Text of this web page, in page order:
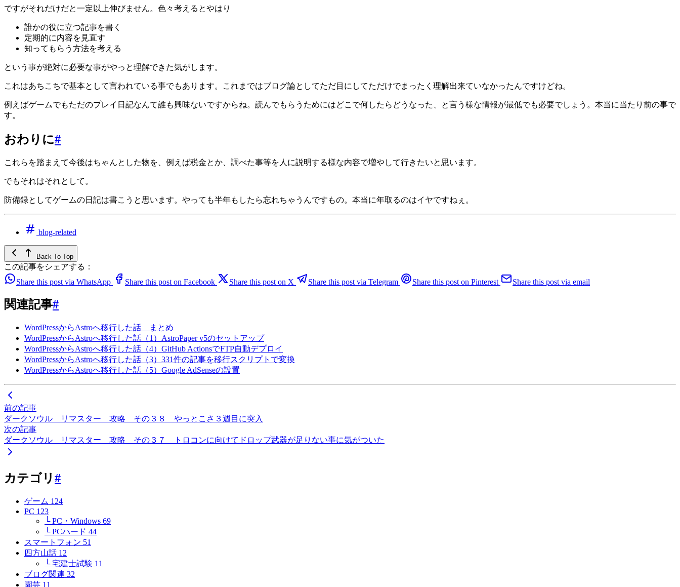
ですがそれだけだと一定以上伸びません。色々考えるとやはり
誰かの役に立つ記事を書く
定期的に内容を見直す
知ってもらう方法を考える
という事が絶対に必要な事がやっと理解できた気がします。
これはあちこちで基本として言われている事でもあります。これまではブログ論としてただ目にしてただけでまったく理解出来ていなかったんですけどね。
例えばゲームでもただのプレイ日記なんて誰も興味ないですからね。読んでもらうためにはどこで何したらどうなった、と言う様な情報が最低でも必要でしょう。本当に当たり前の事で
す。
おわりに#
これらを踏まえて今後はちゃんとした物を、例えば税金とか、調べた事等を人に説明する様な内容で増やして行きたいと思います。
でもそれはそれとして。
防備録としてゲームの日記は書こうと思います。やっても半年もしたら忘れちゃうんですもの。本当に年取るのはイヤですねぇ。
blog-related
Back To Top
この記事をシェアする：
Share this post via WhatsApp
Share this post on Facebook Share this post on X Share this post via Telegram Share this post on Pinterest Share this post via email
関連記事#
WordPressからAstroへ移行した話 まとめ
WordPressからAstroへ移行した話（1）AstroPaper v5のセットアップ
WordPressからAstroへ移行した話（4）GitHub ActionsでFTP自動デプロイ
WordPressからAstroへ移行した話（3）331件の記事を移行スクリプトで変換
WordPressからAstroへ移行した話（5）Google AdSenseの設置
前の記事
ダークソウル リマスター 攻略 その３８ やっとこさ３週目に突入
次の記事
ダークソウル リマスター 攻略 その３７ トロコンに向けてドロップ武器が足りない事に気がついた
カテゴリ #
ゲーム 124
PC 123
└ PC・Windows 69
└ PCハード 44
スマートフォン 51
四方山話 12
└ 宅建士試験 11
ブログ関連 32
園芸 11